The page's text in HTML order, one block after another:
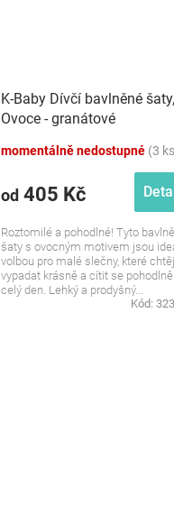
K-Baby Dívčí bavlněné šaty,
Ovoce - granátové
momentálně nedostupné (3
od 405 Kč
Roztomilé a pohodlné! Tyto
šaty s ovocným motivem jsou
volbou pro malé slečny, které
vypadat krásně a cítit se
celý den. Lehký a prodyšný...
Kód: